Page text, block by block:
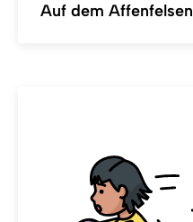
Auf dem Affenfelsen